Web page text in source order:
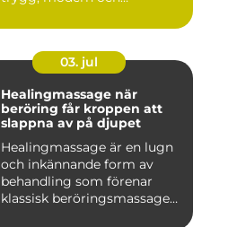
03. jul
Healingmassage när
beröring får kroppen att
slappna av på djupet
Healingmassage är en lugn
och inkännande form av
behandling som förenar
klassisk beröringsmassage